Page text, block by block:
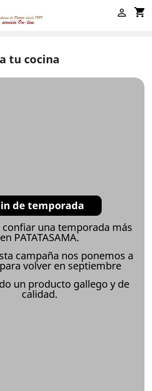
shopping_cart

tu cocina
de temporada
confiar una temporada más
en PATATASAMA.
campaña nos ponemos a
volver en septiembre
un producto gallego y de
calidad.